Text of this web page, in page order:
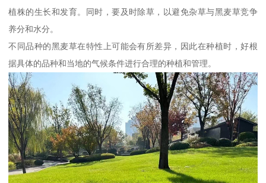
植株的生长和发育。同时，要及时除草，以避免杂草与黑麦草竞争
养分和水分。
不同品种的黑麦草在特性上可能会有所差异，因此在种植时，好根
据具体的品种和当地的气候条件进行合理的种植和管理。